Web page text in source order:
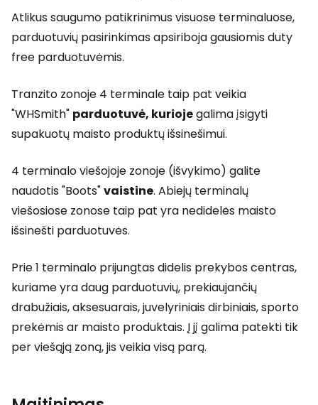
Atlikus saugumo patikrinimus visuose terminaluose,
parduotuvių pasirinkimas apsiriboja gausiomisduty
free parduotuvėmis.
Tranzito zonoje 4 terminale taip pat veikia
"WHSmith" parduotuvė, kuriojegalima įsigyti
supakuotų maisto produktų išsinešimui.
4 terminalo viešojoje zonoje (išvykimo) galite
naudotis "Boots"vaistine. Abiejų terminalų
viešosiose zonose taip pat yra nedidelės maisto
išsinešti parduotuvės.
Prie 1 terminalo prijungtas didelis prekybos centras,
kuriame yra daug parduotuvių, prekiaujančių
drabužiais, aksesuarais, juvelyriniais dirbiniais, sporto
prekėmis ar maisto produktais. Į jį galima patekti tik
per viešąją zoną, jis veikia visą parą.